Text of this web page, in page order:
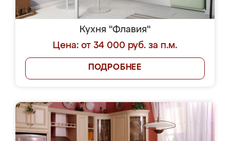
Кухня "Флавия"
Цена: от 34 000 руб. за п.м.
ПОДРОБНЕЕ